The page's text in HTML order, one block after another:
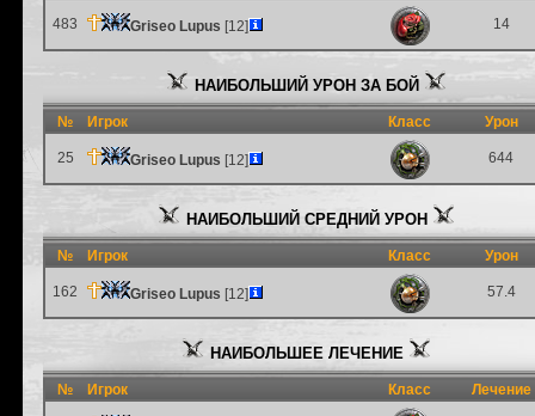
483 Griseo Lupus [12] 14
НАИБОЛЬШИЙ УРОН ЗА БОЙ
№ Игрок Класс Урон
25 Griseo Lupus [12] 644
НАИБОЛЬШИЙ СРЕДНИЙ УРОН
№ Игрок Класс Урон
162 Griseo Lupus [12] 57.4
НАИБОЛЬШЕЕ ЛЕЧЕНИЕ
№ Игрок Класс Лечение